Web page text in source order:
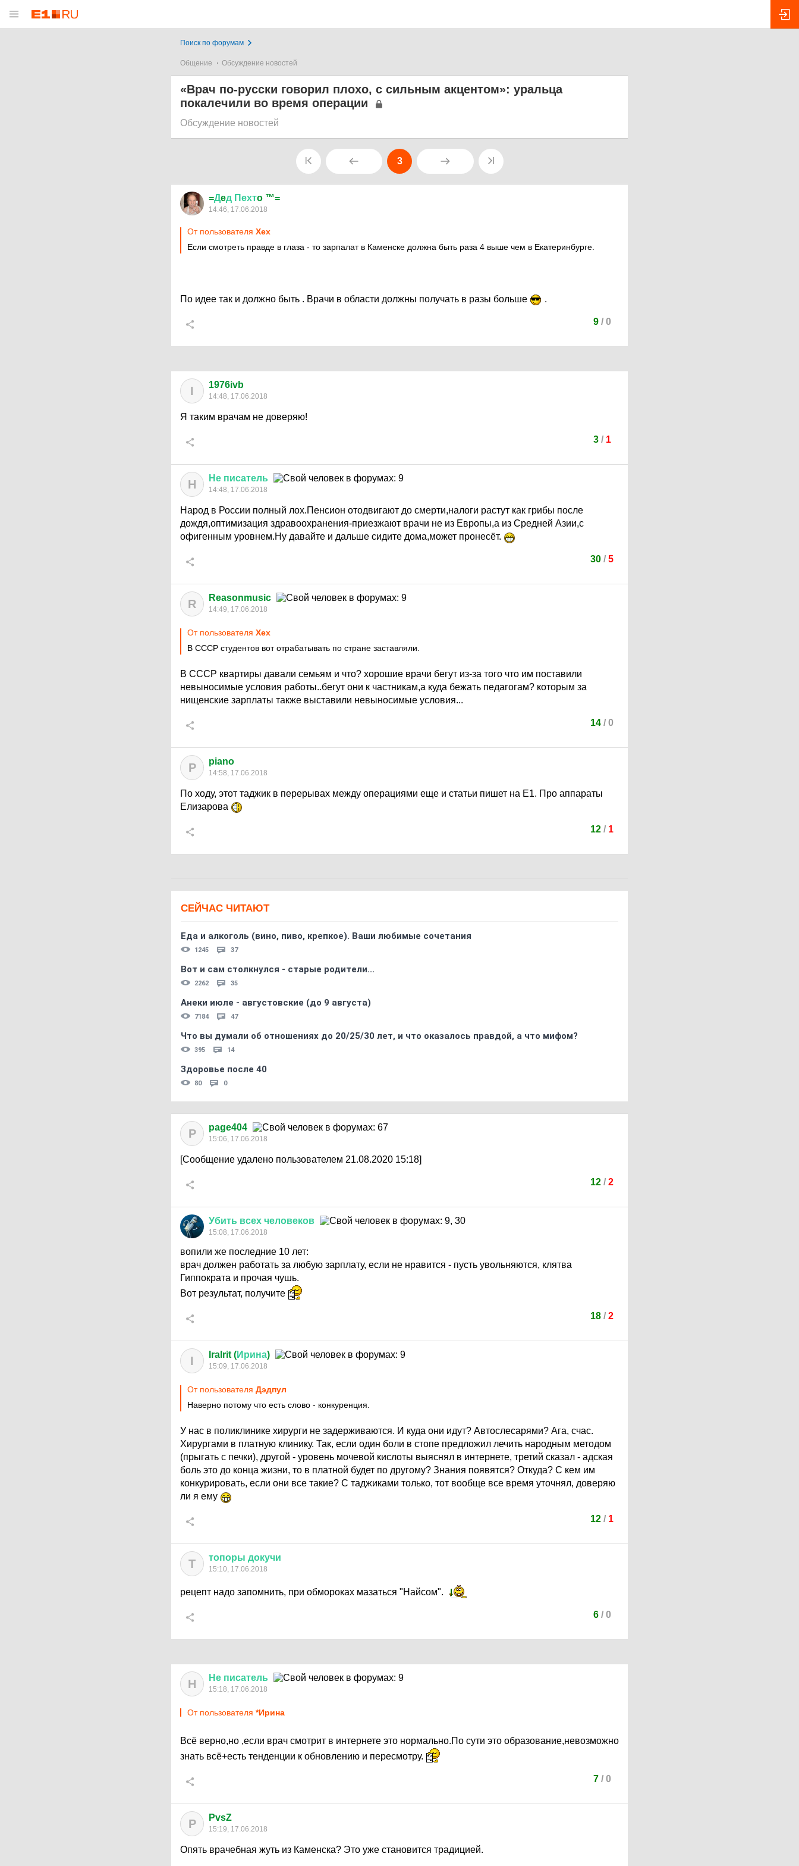
Поиск по форумам
Общение Обсуждение новостей
«Врач по-русски говорил плохо, с сильным акцентом»: уральца
покалечили во время операции
Обсуждение новостей
3
=Дeд Пехтo ™=
14:46, 17.06.2018
От пользователя Хех
Если смотреть правде в глаза - то зарпалат в Каменске должна быть раза 4 выше чем в Екатеринбурге.
По идее так и должно быть . Врачи в области должны получать в разы больше .
9/ 0
I 1976ivb
14:48, 17.06.2018
Я таким врачам не доверяю!
3/ 1
Н Не писатель
14:48, 17.06.2018
Народ в России полный лох.Пенсион отодвигают до смерти,налоги растут как грибы после
дождя,оптимизация здравоохранения-приезжают врачи не из Европы,а из Средней Азии,с
офигенным уровнем.Ну давайте и дальше сидите дома,может пронесёт.
30 / 5
R Reasonmusic
14:49, 17.06.2018
От пользователя Хех
В CCCР студентов вот отрабатывать по стране заставляли.
В СССР квартиры давали семьям и что? хорошие врачи бегут из-за того что им поставили
невыносимые условия работы..бегут они к частникам,а куда бежать педагогам? которым за
нищенские зарплаты также выставили невыносимые условия...
14 / 0
P piano
14:58, 17.06.2018
По ходу, этот таджик в перерывах между операциями еще и статьи пишет на Е1. Про аппараты
Елизарова
12 / 1
СЕЙЧАС ЧИТАЮТ
Еда и алкоголь (вино, пиво, крепкое). Ваши любимые сочетания
1245 37
Вот и сам столкнулся - старые родители...
2262 35
Анеки июле - августовские (до 9 августа)
7184 47
Что вы думали об отношениях до 20/25/30 лет, и что оказалось правдой, а что мифом?
395 14
Здоровье после 40
80 0
P page404
15:06, 17.06.2018
[Сообщение удалено пользователем 21.08.2020 15:18]
12 / 2
Убить всех человеков
15:08, 17.06.2018
вопили же последние 10 лет:
врач должен работать за любую зарплату, если не нравится - пусть увольняются, клятва
Гиппократа и прочая чушь.
Вот результат, получите
18 / 2
I IraIrit (Ирина)
15:09, 17.06.2018
От пользователя Дэдпул
Наверно потому что есть слово - конкуренция.
У нас в поликлинике хирурги не задерживаются. И куда они идут? Автослесарями? Ага, счас.
Хирургами в платную клинику. Так, если один боли в стопе предложил лечить народным методом
(прыгать с печки), другой - уровень мочевой кислоты выяснял в интернете, третий сказал - адская
боль это до конца жизни, то в платной будет по другому? Знания появятся? Откуда? С кем им
конкурировать, если они все такие? С таджиками только, тот вообще все время уточнял, доверяю
ли я ему
12 / 1
Т топоры докучи
15:10, 17.06.2018
рецепт надо запомнить, при обмороках мазаться "Найсом".
6/ 0
Н Не писатель
15:18, 17.06.2018
От пользователя *Ирина
Всё верно,но ,если врач смотрит в интернете это нормально.По сути это образование,невозможно
знать всё+есть тенденции к обновлению и пересмотру.
7/ 0
P PvsZ
15:19, 17.06.2018
Опять врачебная жуть из Каменска? Это уже становится традицией.